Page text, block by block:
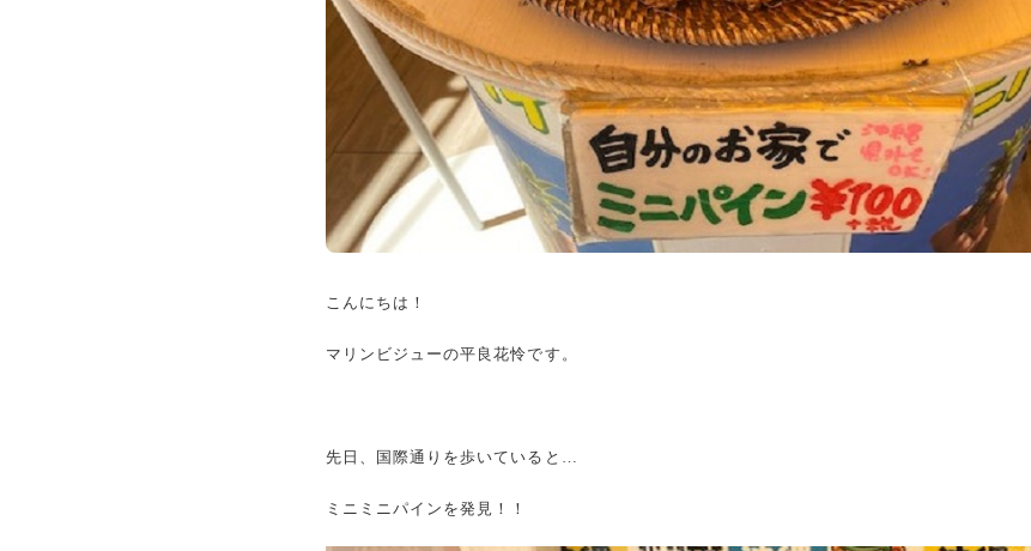
こんにちは！
マリンビジューの平良花怜です。
先日、国際通りを歩いていると…
ミニミニパインを発見！！